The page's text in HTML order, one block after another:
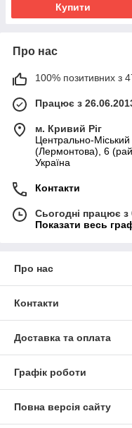
Купити
Про нас
100% позитивних з
Працює з
м. Кривий Ріг
Центрально-
(Лермонтова), 6
Україна
Контакти
Сьогодні працює з
Показати весь
Про нас
Контакти
Доставка та оплата
Графік роботи
Повна версія сайту